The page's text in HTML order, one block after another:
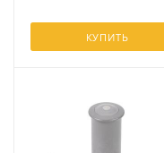
КУПИТЬ